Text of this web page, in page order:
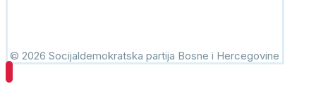
© 2026 Socijaldemokratska partija Bosne i Hercegovine